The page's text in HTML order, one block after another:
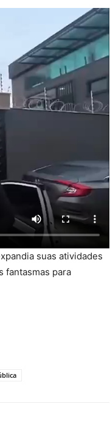
suas atividades
fantasmas para